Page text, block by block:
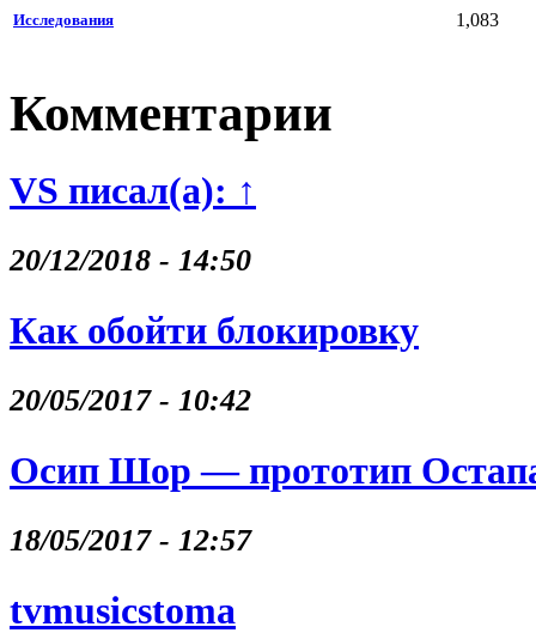
Исследования 1,083
Комментарии
VS писал(а): ↑
20/12/2018 - 14:50
Как обойти блокировку
20/05/2017 - 10:42
Осип Шор — прототип
18/05/2017 - 12:57
tvmusicstoma